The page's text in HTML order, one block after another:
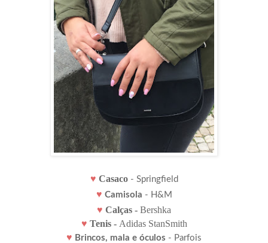
♥ Casaco- Springfield
♥ Camisola - H&M
♥ Calças - Bershka
♥ Tenis - Adidas StanSmith
♥ Brincos, mala e óculos - Parfois